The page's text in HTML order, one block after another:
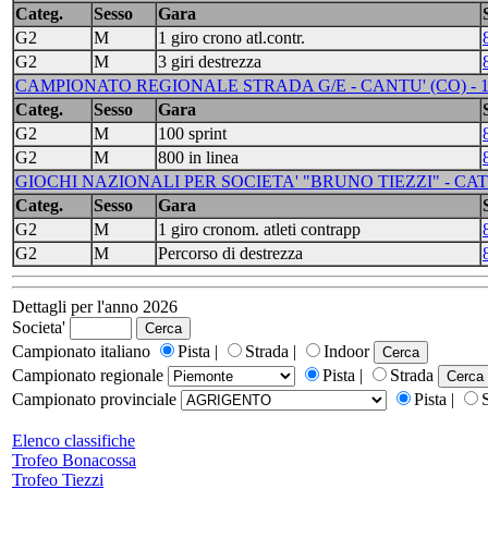
Categ.
Sesso Gara
G2
M 1 giro crono atl.contr.
G2
M 3 giri destrezza
CAMPIONATO REGIONALE STRADA G/E - CANTU' (CO) -
Categ.
Sesso Gara
G2
M 100 sprint
G2
M 800 in linea
GIOCHI NAZIONALI PER SOCIETA' "BRUNO TIEZZI" -
Categ.
Sesso Gara
G2
M 1 giro cronom. atleti contrapp
G2
M Percorso di destrezza
Dettagli per l'anno 2026
Societa'
Campionato italiano
Pista | Strada |
Indoor
Campionato regionale
Pista |
Strada
Campionato provinciale
Pista |
Elenco classifiche
Trofeo Bonacossa
Trofeo Tiezzi